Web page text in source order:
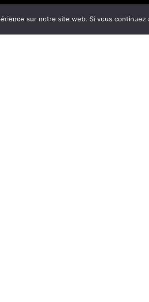
sur notre site web. Si vous